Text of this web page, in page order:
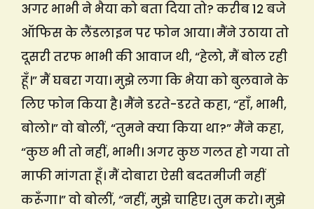
अगर भाभी ने भैया को बता दिया तो? करीब 12 बजे
ऑफिस के लैंडलाइन पर फोन आया। मैंने उठाया तो
दूसरी तरफ भाभी की आवाज थी, “हेलो, मैं बोल रही
हूँ।” मैं घबरा गया। मुझे लगा कि भैया को बुलवाने के
लिए फोन किया है। मैंने डरते-डरते कहा, “हाँ, भाभी,
बोलो।” वो बोलीं, “तुमने क्या किया था?” मैंने कहा,
“कुछ भी तो नहीं, भाभी। अगर कुछ गलत हो गया तो
माफी मांगता हूँ। मैं दोबारा ऐसी बदतमीजी नहीं
करूँगा।” वो बोलीं, “नहीं, मुझे चाहिए। तुम करो। मुझे